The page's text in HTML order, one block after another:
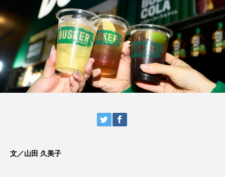
文／山田 久美子